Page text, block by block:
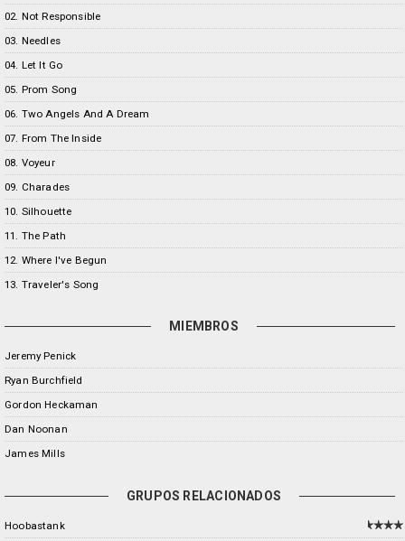
02. Not Responsible
03. Needles
04. Let It Go
05. Prom Song
06. Two Angels And A Dream
07. From The Inside
08. Voyeur
09. Charades
10. Silhouette
11. The Path
12. Where I've Begun
13. Traveler's Song
MIEMBROS
Jeremy Penick
Ryan Burchfield
Gordon Heckaman
Dan Noonan
James Mills
GRUPOS RELACIONADOS
Hoobastank